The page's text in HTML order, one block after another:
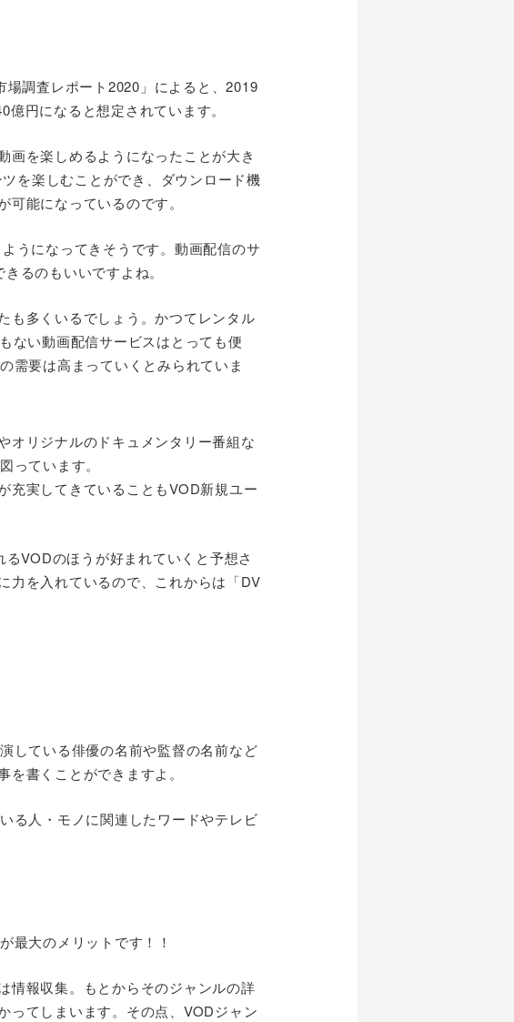
調査レポート2020」によると、2019
円になると想定されています。
画を楽しめるようになったことが大き
を楽しむことができ、ダウンロード機
能になっているのです。
うになってきそうです。動画配信のサ
るのもいいですよね。
も多くいるでしょう。かつてレンタル
ない動画配信サービスはとっても便
需要は高まっていくとみられていま
オリジナルのドキュメンタリー番組な
っています。
充実してきていることもVOD新規ユー
VODのほうが好まれていくと予想さ
力を入れているので、これからは「DV
している俳優の名前や監督の名前など
書くことができますよ。
る人・モノに関連したワードやテレビ
最大のメリットです！！
情報収集。もとからそのジャンルの詳
ってしまいます。その点、VODジャン